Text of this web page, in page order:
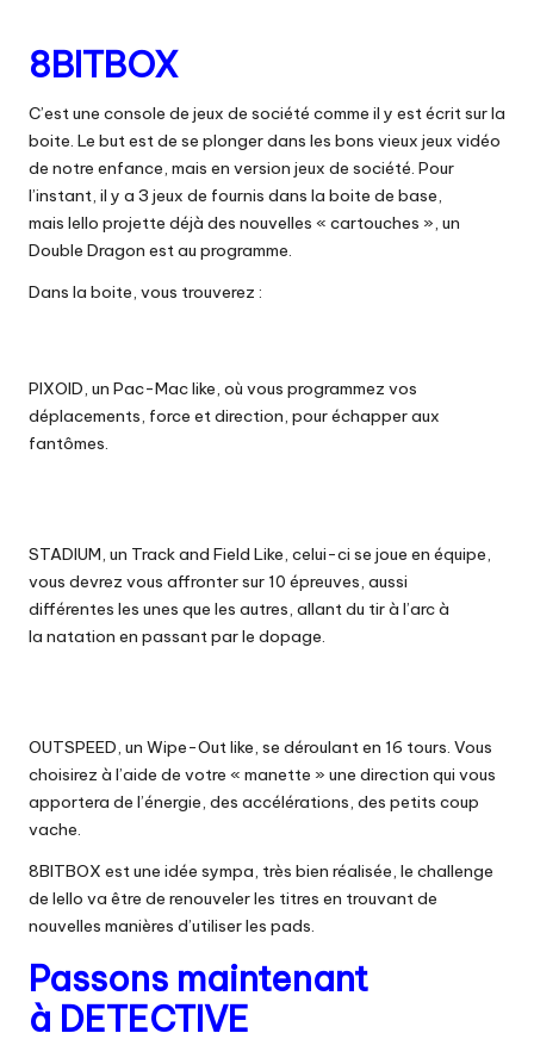
8BITBOX
C’est une console de jeux de société comme il y est écrit sur la
boite. Le but est de se plonger dans les bons vieux jeux vidéo
de notre enfance, mais en version jeux de société. Pour
l’instant, il y a 3 jeux de fournis dans la boite de base,
mais Iello projette déjà des nouvelles « cartouches », un
Double Dragon est au programme.
Dans la boite, vous trouverez :
PIXOID, un Pac-Maclike, où vous programmez vos
déplacements, force et direction, pour échapper aux
fantômes.
STADIUM, un Track and Field Like, celui-ci se joue en équipe,
vous devrez vous affronter sur 10 épreuves, aussi
différentes les unes que les autres, allant du tir à l’arc à
la natation en passant par le dopage.
OUTSPEED, un Wipe-Outlike, se déroulant en 16 tours. Vous
choisirez à l’aide de votre « manette » une direction qui vous
apportera de l’énergie, des accélérations, des petits coup
vache.
8BITBOX est une idée sympa, très bien réalisée, le challenge
de Iello va être de renouveler les titres en trouvant de
nouvelles manières d’utiliser les pads.
Passons maintenant
à DETECTIVE